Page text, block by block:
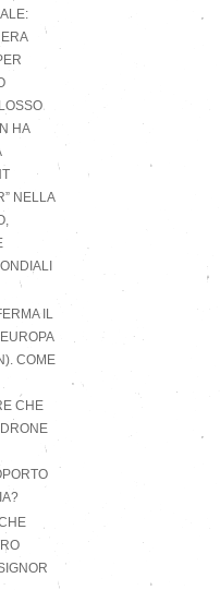
HA
NELLA
IL
COME
CHE